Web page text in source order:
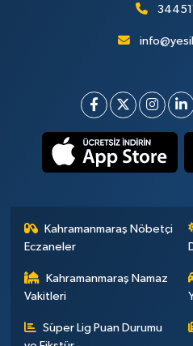
Kahramanmaraş Nöbetçi
Eczaneler
Kahramanmaraş Namaz
Vakitleri
Süper Lig Puan Durumu